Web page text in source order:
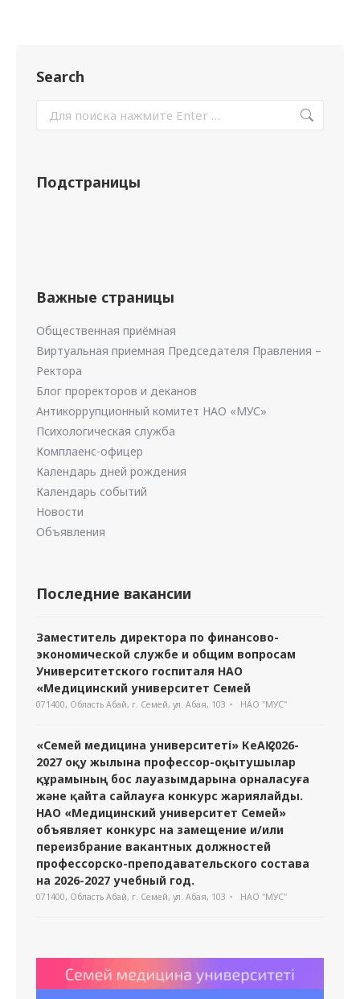
Search
Подстраницы
Важные страницы
Общественная приёмная
Виртуальная приемная Председателя Правления –
Ректора
Блог проректоров и деканов
Антикоррупционный комитет НАО «МУС»
Психологическая служба
Комплаенс-офицер
Календарь дней рождения
Календарь событий
Новости
Объявления
Последние вакансии
Заместитель директора по финансово-
экономической службе и общим вопросам
Университетского госпиталя НАО
«Медицинский университет Семей
071400, Область Абай, г. Семей, ул. Абая, 103 НАО "МУС"
«Семей медицина университеті» КеАҚ 2026-
2027 оқу жылына профессор-оқытушылар
құрамының бос лауазымдарына орналасуға
және қайта сайлауға конкурс жариялайды.
НАО «Медицинский университет Семей»
объявляет конкурс на замещение и/или
переизбрание вакантных должностей
профессорско-преподавательского состава
на 2026-2027 учебный год.
071400, Область Абай, г. Семей, ул. Абая, 103 НАО "МУС"